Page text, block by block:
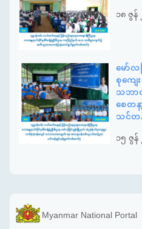
၁၈ ဇွန်
မော်လ
စုကျေ
သဘာဝ
စေတ
သင်တ
၁၅ ဇွန်
Myanmar National Portal